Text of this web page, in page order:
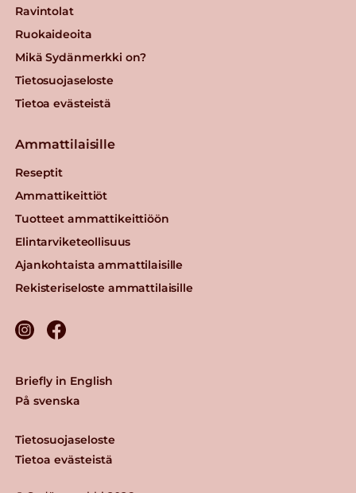
Ravintolat
Ruokaideoita
Mikä Sydänmerkki on?
Tietosuojaseloste
Tietoa evästeistä
Ammattilaisille
Reseptit
Ammattikeittiöt
Tuotteet ammattikeittiöön
Elintarviketeollisuus
Ajankohtaista ammattilaisille
Rekisteriseloste ammattilaisille
Tietosuojaseloste
Tietoa evästeistä
Briefly in English
På svenska